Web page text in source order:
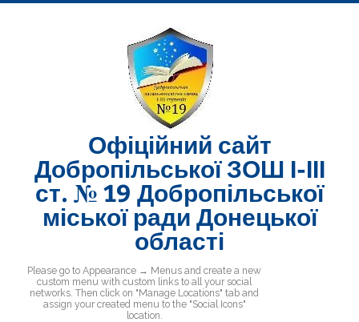
Skip
Офіційний сайт
Добропільської ЗОШ І-ІІІ
ст. № 19 Добропільської
міської ради Донецької
області
Добропільська ЗОШ № 19
Please go to Appearance → Menus and create a new
custom menu with custom links to all your social
networks. Then click on "Manage Locations" tab and
assign your created menu to the "Social Icons"
location.